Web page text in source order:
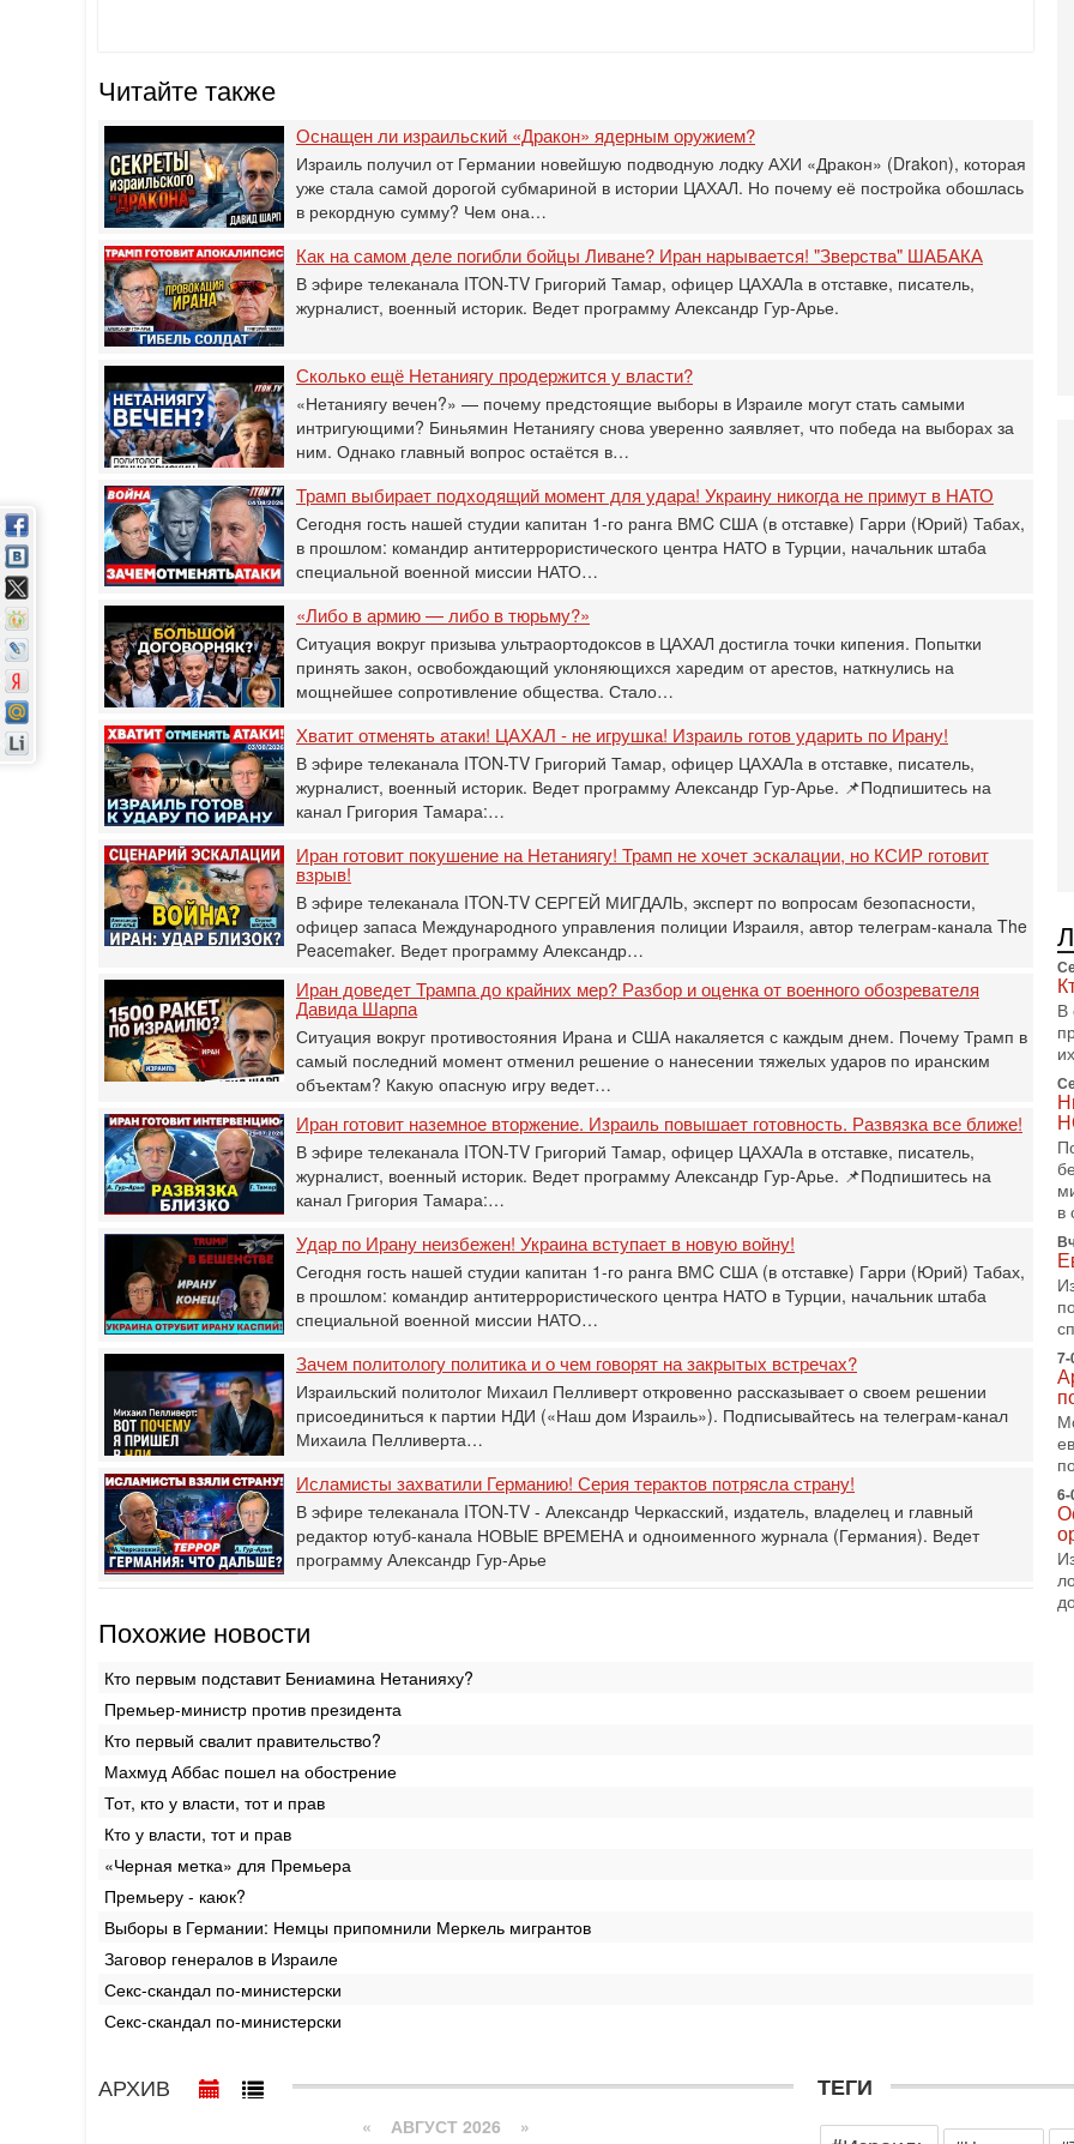
Читайте также
Оснащен ли израильский «Дракон» ядерным оружием?
Израиль получил от Германии новейшую подводную лодку АХИ «Дракон» (Drakon), которая
уже стала самой дорогой субмариной в истории ЦАХАЛ. Но почему её постройка обошлась
в рекордную сумму? Чем она…
Как на самом деле погибли бойцы Ливане? Иран нарывается! "Зверства" ШАБАКА
В эфире телеканала ITON-TV Григорий Тамар, офицер ЦАХАЛа в отставке, писатель,
журналист, военный историк. Ведет программу Александр Гур-Арье.
Сколько ещё Нетаниягу продержится у власти?
«Нетаниягу вечен?» — почему предстоящие выборы в Израиле могут стать самыми
интригующими? Биньямин Нетаниягу снова уверенно заявляет, что победа на выборах за
ним. Однако главный вопрос остаётся в…
Трамп выбирает подходящий момент для удара! Украину никогда не примут в НАТО
Сегодня гость нашей студии капитан 1-го ранга ВМC США (в отставке) Гарри (Юрий) Табах,
в прошлом: командир антитеррористического центра НАТО в Турции, начальник штаба
специальной военной миссии НАТО…
«Либо в армию — либо в тюрьму?»
Ситуация вокруг призыва ультраортодоксов в ЦАХАЛ достигла точки кипения. Попытки
принять закон, освобождающий уклоняющихся харедим от арестов, наткнулись на
мощнейшее сопротивление общества. Стало…
Хватит отменять атаки! ЦАХАЛ - не игрушка! Израиль готов ударить по Ирану!
В эфире телеканала ITON-TV Григорий Тамар, офицер ЦАХАЛа в отставке, писатель,
журналист, военный историк. Ведет программу Александр Гур-Арье. 📌Подпишитесь на
канал Григория Тамара:…
Иран готовит покушение на Нетаниягу! Трамп не хочет эскалации, но КСИР готовит
взрыв!
В эфире телеканала ITON-TV СЕРГЕЙ МИГДАЛЬ, эксперт по вопросам безопасности,
офицер запаса Международного управления полиции Израиля, автор телеграм-канала The
Peacemaker. Ведет программу Александр…
Иран доведет Трампа до крайних мер? Разбор и оценка от военного обозревателя
Давида Шарпа
Ситуация вокруг противостояния Ирана и США накаляется с каждым днем. Почему Трамп в
самый последний момент отменил решение о нанесении тяжелых ударов по иранским
объектам? Какую опасную игру ведет…
Иран готовит наземное вторжение. Израиль повышает готовность. Развязка все ближе!
В эфире телеканала ITON-TV Григорий Тамар, офицер ЦАХАЛа в отставке, писатель,
журналист, военный историк. Ведет программу Александр Гур-Арье. 📌Подпишитесь на
канал Григория Тамара:…
Удар по Ирану неизбежен! Украина вступает в новую войну!
Сегодня гость нашей студии капитан 1-го ранга ВМC США (в отставке) Гарри (Юрий) Табах,
в прошлом: командир антитеррористического центра НАТО в Турции, начальник штаба
специальной военной миссии НАТО…
Зачем политологу политика и о чем говорят на закрытых встречах?
Израильский политолог Михаил Пелливерт откровенно рассказывает о своем решении
присоединиться к партии НДИ («Наш дом Израиль»). Подписывайтесь на телеграм-канал
Михаила Пелливерта…
Исламисты захватили Германию! Серия терактов потрясла страну!
В эфире телеканала ITON-TV - Александр Черкасский, издатель, владелец и главный
редактор ютуб-канала НОВЫЕ ВРЕМЕНА и одноименного журнала (Германия). Ведет
программу Александр Гур-Арье
Похожие новости
Кто первым подставит Бениамина Нетанияху?
Премьер-министр против президента
Кто первый свалит правительство?
Махмуд Аббас пошел на обострение
Тот, кто у власти, тот и прав
Кто у власти, тот и прав
«Черная метка» для Премьера
Премьеру - каюк?
Выборы в Германии: Немцы припомнили Меркель мигрантов
Заговор генералов в Израиле
Секс-скандал по-министерски
Секс-скандал по-министерски
В
В
В
2-
В
в
7-
6-
АРХИВ
« АВГУСТ 2026 »
ТЕГИ